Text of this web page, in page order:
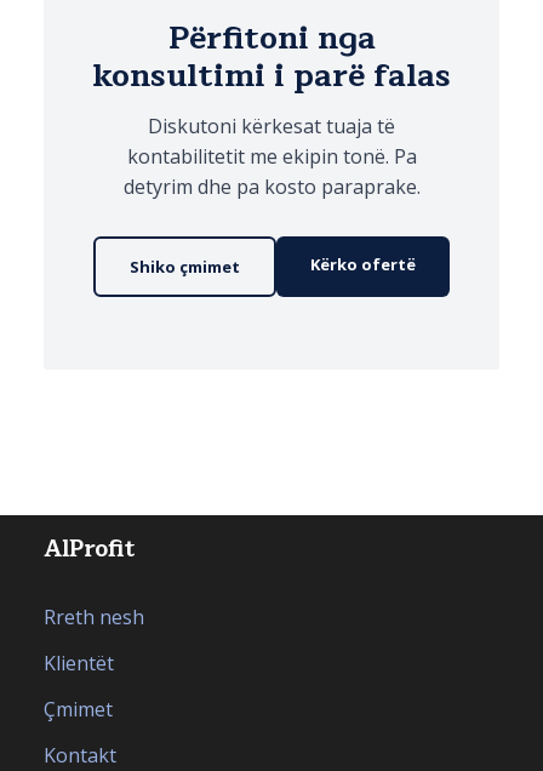
Përfitoni nga
konsultimi i parë falas
Diskutoni kërkesat tuaja të
kontabilitetit me ekipin tonë. Pa
detyrim dhe pa kosto paraprake.
Shiko çmimet Kërko ofertë
AlProfit
Rreth nesh
Klientët
Çmimet
Kontakt